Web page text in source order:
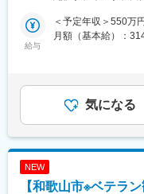
て、お客様のご要
人2025への認定実
■多様なキャリアパス
年齢・入社歴関係な
実現できます。
ます。
その後新規工場の立
（1）まずは整備士と
お客様にご購入い
・整備工場長（営業
給与
＜予定年収＞550万
月額（基本給）：
査定年1回賞与年2
年2回（最大30万円
も目安の金額であり
月給(月額)は固定手
気になる
NEW
【和歌山市※ベテラ